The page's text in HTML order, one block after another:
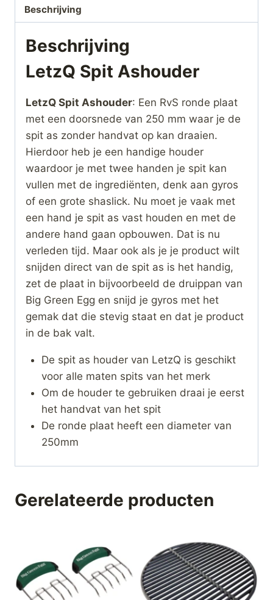
Beschrijving
Beschrijving
LetzQ Spit Ashouder
LetzQ Spit Ashouder: Een RvS ronde plaat
met een doorsnede van 250 mm waar je de
spit as zonder handvat op kan draaien.
Hierdoor heb je een handige houder
waardoor je met twee handen je spit kan
vullen met de ingrediënten, denk aan gyros
of een grote shaslick. Nu moet je vaak met
een hand je spit as vast houden en met de
andere hand gaan opbouwen. Dat is nu
verleden tijd. Maar ook als je je product wilt
snijden direct van de spit as is het handig,
zet de plaat in bijvoorbeeld de druippan van
Big Green Egg en snijd je gyros met het
gemak dat die stevig staat en dat je product
in de bak valt.
De spit as houder van LetzQ is geschikt
voor alle maten spits van het merk
Om de houder te gebruiken draai je eerst
het handvat van het spit
De ronde plaat heeft een diameter van
250mm
Gerelateerde producten